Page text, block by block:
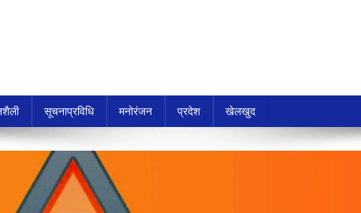
सूचनाप्रविधि मनोरंजन प्रदेश खेलखुद